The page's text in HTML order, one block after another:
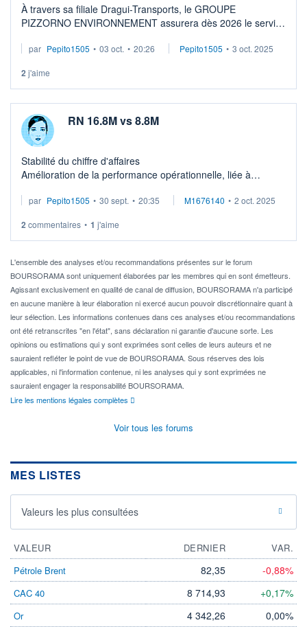
À travers sa filiale Dragui-Transports, le GROUPE
PIZZORNO ENVIRONNEMENT assurera dès 2026 le service
Saint-Mandrier et désormais Ollioule ...
par Pepito1505 • 03 oct. • 20:26 Pepito1505 • 3 oct. 2025
2 j'aime
RN 16.8M vs 8.8M
Stabilité du chiffre d'affaires
Amélioration de la performance opérationnelle, liée à
règlement des créances
par Pepito1505 • 30 sept. • 20:35 M1676140 • 2 oct. 2025
2 commentaires • 1 j'aime
L'ensemble des analyses et/ou recommandations présentes sur le forum
BOURSORAMA sont uniquement élaborées par les membres qui en sont émetteurs.
Agissant exclusivement en qualité de canal de diffusion, BOURSORAMA n'a participé
en aucune manière à leur élaboration ni exercé aucun pouvoir discrétionnaire quant à
leur sélection. Les informations contenues dans ces analyses et/ou recommandations
ont été retranscrites "en l'état", sans déclaration ni garantie d'aucune sorte. Les
opinions ou estimations qui y sont exprimées sont celles de leurs auteurs et ne
sauraient refléter le point de vue de BOURSORAMA. Sous réserves des lois
applicables, ni l'information contenue, ni les analyses qui y sont exprimées ne
sauraient engager la responsabilité BOURSORAMA.
Lire les mentions légales complètes
Voir tous les forums
MES LISTES
Valeurs les plus consultées
VALEUR DERNIER
VAR.
Pétrole Brent
82,35 -0,88%
CAC 40 8 714,93 +0,17%
Or 4 342,26 0,00%